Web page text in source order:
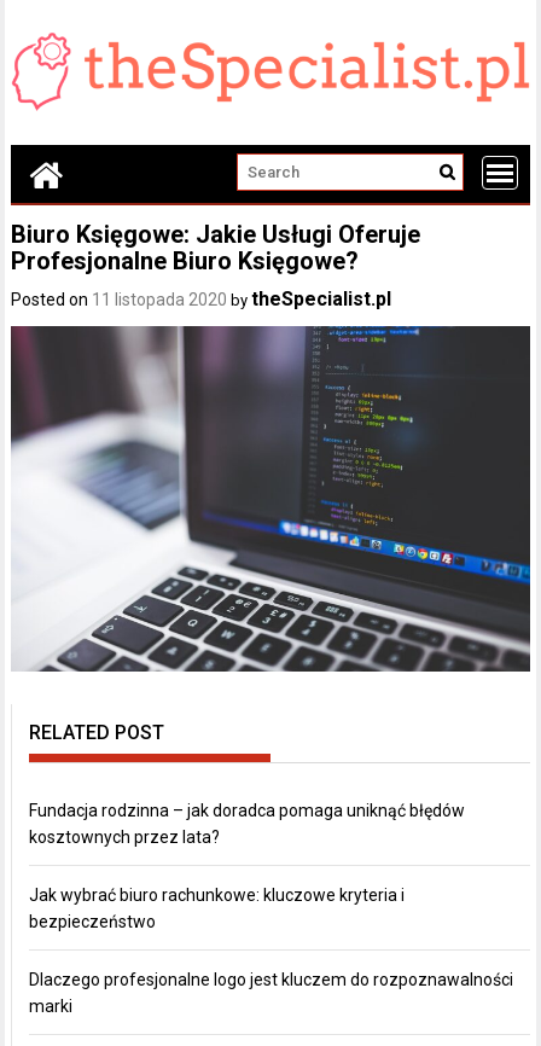
content
Biuro Księgowe: Jakie Usługi Oferuje
Profesjonalne Biuro Księgowe?
Posted on 11 listopada 2020 bytheSpecialist.pl
RELATED POST
Fundacja rodzinna – jak doradca pomaga uniknąć błędów
kosztownych przez lata?
Jak wybrać biuro rachunkowe: kluczowe kryteria i
bezpieczeństwo
Dlaczego profesjonalne logo jest kluczem do rozpoznawalności
marki